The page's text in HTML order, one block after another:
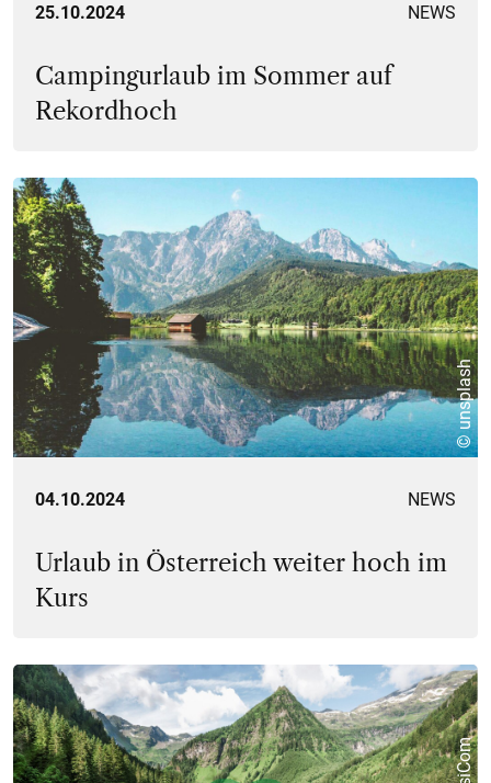
25.10.2024 NEWS
Campingurlaub im Sommer auf
Rekordhoch
© unsplash
04.10.2024 NEWS
Urlaub in Österreich weiter hoch im
Kurs